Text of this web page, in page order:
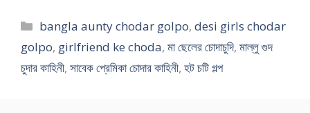
Categories
bangla aunty chodar golpo,desi girls chodar
golpo, girlfriend ke choda, মা ছেলের চোদাচুদি, মাল্লু গুদ
চুদার কাহিনী, সাবেক প্রেমিকা চোদার কাহিনী, হট চটি গল্প